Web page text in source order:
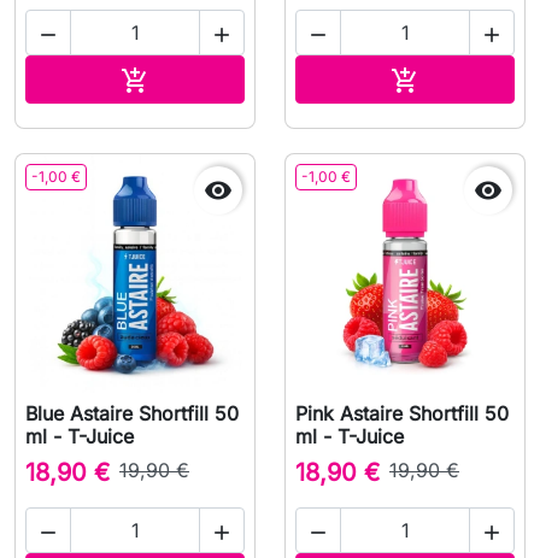
 

 

-1,00 € 
Blue Astaire Shortfill 50
ml - T-Juice
18,90 € 19,90 €
 
-1,00 € 
Pink Astaire Shortfill 50
ml - T-Juice
18,90 € 19,90 €
 